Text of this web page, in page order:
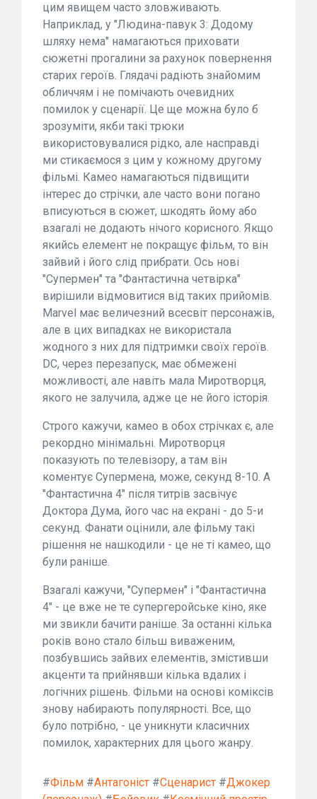
цим явищем часто зловживають.
Наприклад, у "Людина-павук 3: Додому
шляху нема" намагаються приховати
сюжетні прогалини за рахунок повернення
старих героїв. Глядачі радіють знайомим
обличчям і не помічають очевидних
помилок у сценарії. Це ще можна було б
зрозуміти, якби такі трюки
використовувалися рідко, але насправді
ми стикаємося з цим у кожному другому
фільмі. Камео намагаються підвищити
інтерес до стрічки, але часто вони погано
вписуються в сюжет, шкодять йому або
взагалі не додають нічого корисного. Якщо
якийсь елемент не покращує фільм, то він
зайвий і його слід прибрати. Ось нові
"Супермен" та "Фантастична четвірка"
вирішили відмовитися від таких прийомів.
Marvel має величезний всесвіт персонажів,
але в цих випадках не використала
жодного з них для підтримки своїх героїв.
DC, через перезапуск, має обмежені
можливості, але навіть мала Миротворця,
якого не залучила, адже це не його історія.
Строго кажучи, камео в обох стрічках є, але
рекордно мінімальні. Миротворця
показують по телевізору, а там він
коментує Супермена, може, секунд 8-10. А
"Фантастична 4" після титрів засвічує
Доктора Дума, його час на екрані - до 5-и
секунд. Фанати оцінили, але фільму такі
рішення не нашкодили - це не ті камео, що
були раніше.
Взагалі кажучи, "Супермен" і "Фантастична
4" - це вже не те супергеройське кіно, яке
ми звикли бачити раніше. За останні кілька
років воно стало більш виваженим,
позбувшись зайвих елементів, змістивши
акценти та прийнявши кілька вдалих і
логічних рішень. Фільми на основі коміксів
знову набирають популярності. Все, що
було потрібно, - це уникнути класичних
помилок, характерних для цього жанру.
#Фільм #Антагоніст #Сценарист #Джокер